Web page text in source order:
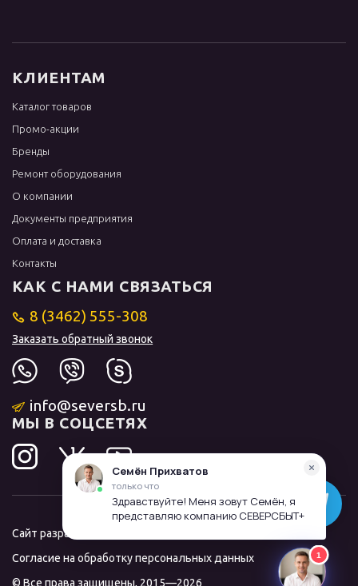
КЛИЕНТАМ
Каталог товаров
Промо-акции
Бренды
Ремонт оборудования
О компании
Документы предприятия
Оплата и доставка
Контакты
КАК С НАМИ СВЯЗАТЬСЯ
8 (3462) 555-308
Заказать обратный звонок
info@seversb.ru
МЫ В СОЦСЕТЯХ
Сайт разработал и продвинул
Согласие на обработку персональных данных
© Все права защищены, 2015—2026